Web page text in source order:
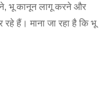
भू कानून लागू करने और
रहे हैं। माना जा रहा है कि भू